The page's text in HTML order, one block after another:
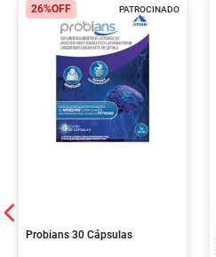
PATROCINADO
26%OFF
Probians 30 Cápsulas